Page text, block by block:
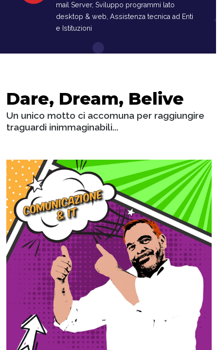
mail Server, Sviluppo programmi lato
desktop & web, Assistenza tecnica ad Enti
e Istituzioni
Dare, Dream, Belive
Un unico motto ci accomuna per raggiungire
traguardi inimmaginabili...